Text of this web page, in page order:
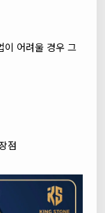
이 어려울 경우 그
점